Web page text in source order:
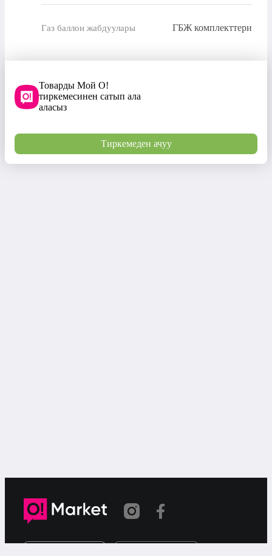
Газ баллон жабдуулары ГБЖ комплекттери
Товарды Мой О!
тиркемесинен сатып ала
аласыз
Тиркемеден ачуу